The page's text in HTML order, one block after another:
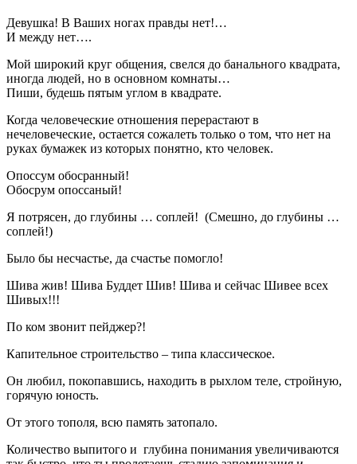
Девушка! В Ваших ногах правды нет!…
И между нет….
Мой широкий круг общения, свелся до банального квадрата,
иногда людей, но в основном комнаты…
Пиши, будешь пятым углом в квадрате.
Когда человеческие отношения перерастают в
нечеловеческие, остается сожалеть только о том, что нет на
руках бумажек из которых понятно, кто человек.
Опоссум обосранный!
Обосрум опоссаный!
Я потрясен, до глубины … соплей! (Смешно, до глубины …
соплей!)
Было бы несчастье, да счастье помогло!
Шива жив! Шива Буддет Шив! Шива и сейчас Шивее всех
Шивых!!!
По ком звонит пейджер?!
Капительное строительство – типа классическое.
Он любил, покопавшись, находить в рыхлом теле, стройную,
горячую юность.
От этого тополя, всю память затопало.
Количество выпитого и глубина понимания увеличиваются